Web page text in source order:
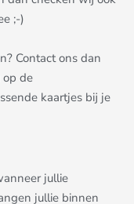
;-)
Contact ons dan
de
kaartjes bij je
jullie
jullie binnen